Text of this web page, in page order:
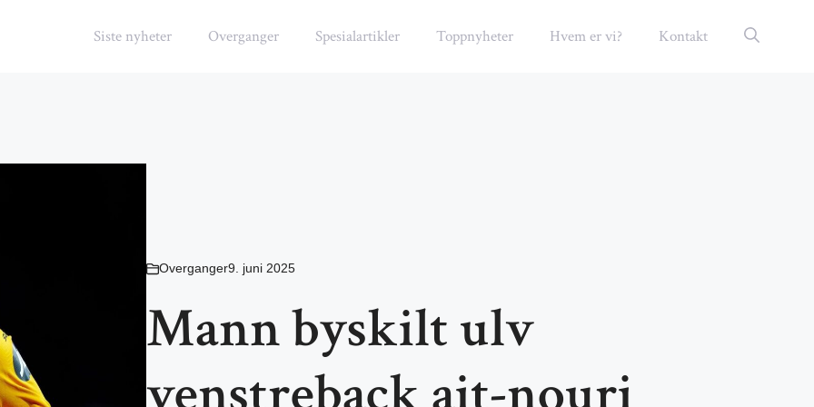
Siste nyheter Overganger Spesialartikler Toppnyheter Hvem er vi? Kontakt
Overganger9. juni 2025
Mann byskilt ulv